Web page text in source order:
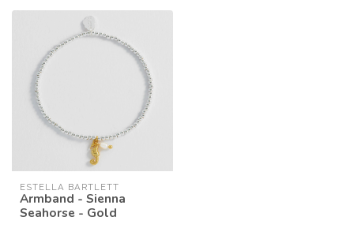
ESTELLA BARTLETT
Armband - Sienna
Seahorse - Gold